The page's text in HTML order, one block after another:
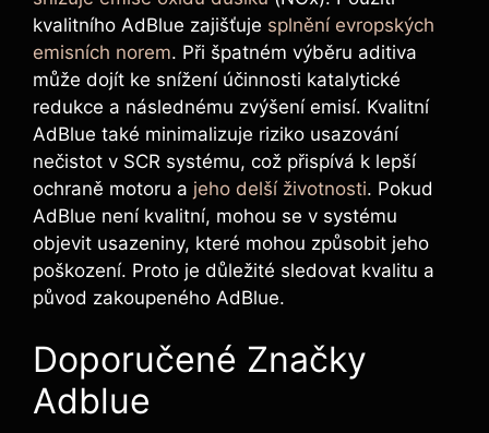
kvalitního AdBlue zajišťuje splnění evropských
emisních norem. Při špatném výběru aditiva
může dojít ke snížení účinnosti katalytické
redukce a následnému zvýšení emisí. Kvalitní
AdBlue také minimalizuje riziko usazování
nečistot v SCR systému, což přispívá k lepší
ochraně motoru a jeho delší životnosti. Pokud
AdBlue není kvalitní, mohou se v systému
objevit usazeniny, které mohou způsobit jeho
poškození. Proto je důležité sledovat kvalitu a
původ zakoupeného AdBlue.
Doporučené Značky
Adblue